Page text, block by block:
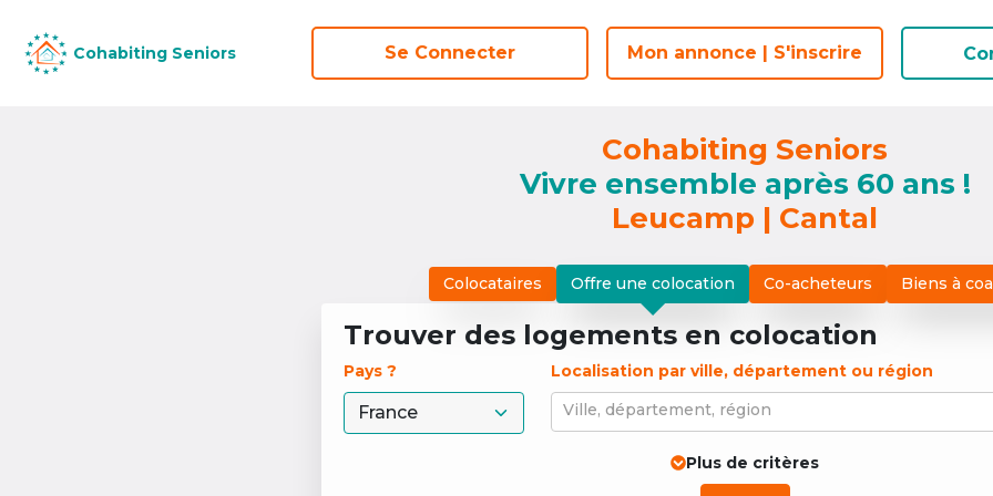
Cohabiting Seniors Se Connecter Mon annonce | S'inscrire
Cohabiting Seniors Se Connecter Mon annonce | S'inscrire
Cohabiting Seniors
Vivre ensemble après 60 ans !
Leucamp | Cantal
Colocataires Offre une colocation Co-acheteurs Biens à
Trouver des logements en colocation
Pays ?
Localisation par ville, département ou région
Ville, département, région
Plus de critères